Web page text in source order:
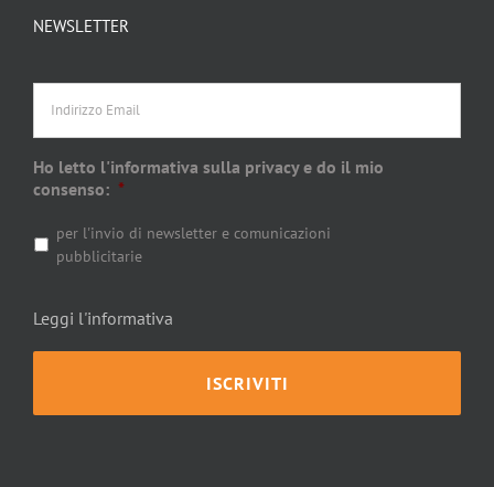
NEWSLETTER
Indirizzo
Email
Ho letto l'informativa sulla privacy e do il mio
consenso: *
per l'invio di newsletter e comunicazioni
pubblicitarie
Leggi l'informativa